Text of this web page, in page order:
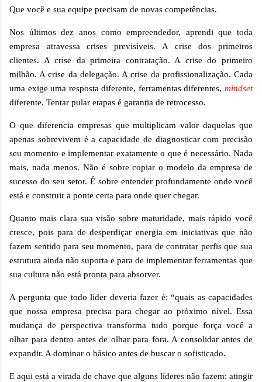
Que você e sua equipe precisam de novas competências.
Nos últimos dez anos como empreendedor, aprendi que toda
empresa atravessa crises previsíveis. A crise dos primeiros
clientes. A crise da primeira contratação. A crise do primeiro
milhão. A crise da delegação. A crise da profissionalização. Cada
uma exige uma resposta diferente, ferramentas diferentes, mindset
diferente. Tentar pular etapas é garantia de retrocesso.
O que diferencia empresas que multiplicam valor daquelas que
apenas sobrevivem é a capacidade de diagnosticar com precisão
seu momento e implementar exatamente o que é necessário. Nada
mais, nada menos. Não é sobre copiar o modelo da empresa de
sucesso do seu setor. É sobre entender profundamente onde você
está e construir a ponte certa para onde quer chegar.
Quanto mais clara sua visão sobre maturidade, mais rápido você
cresce, pois para de desperdiçar energia em iniciativas que não
fazem sentido para seu momento, para de contratar perfis que sua
estrutura ainda não suporta e para de implementar ferramentas que
sua cultura não está pronta para absorver.
A pergunta que todo líder deveria fazer é: “quais as capacidades
que nossa empresa precisa para chegar ao próximo nível. Essa
mudança de perspectiva transforma tudo porque força você a
olhar para dentro antes de olhar para fora. A consolidar antes de
expandir. A dominar o básico antes de buscar o sofisticado.
E aqui está a virada de chave que alguns líderes não fazem: atingir